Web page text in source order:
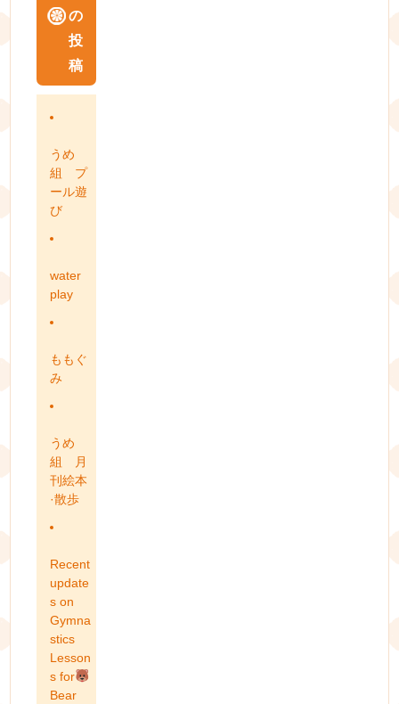
の
投
稿
うめ
組 プ
ール遊
び
water
play
ももぐ
み
うめ
組 月
刊絵本
·散歩
Recent
update
s on
Gymna
stics
Lesson
s for
Bear